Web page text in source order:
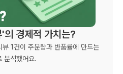
의 경제적 가치는?
1건이 주문량과 반품률에 만드는
분석했어요.